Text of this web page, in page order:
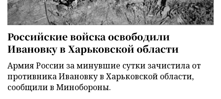
Российские войска освободили
Ивановку в Харьковской области
Армия России за минувшие сутки зачистила от
противника Ивановку в Харьковской области,
сообщили в Минобороны.